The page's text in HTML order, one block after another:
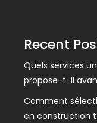
Recent
Quels services
propose-t-il
Comment
en construction